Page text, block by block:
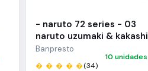
- naruto 72 series - 03
naruto uzumaki & kakashi
hatake(b:kakashi hatake)
Banpresto
� � � � �(34)
10 unidades